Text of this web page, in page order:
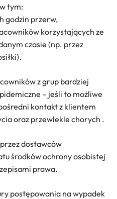
tym:
godzin przerw,
korzystających ze
czasie (np. przez
z grup bardziej
– jeśli to możliwe
kontakt z klientem
oraz przewlekle chorych .
dostawców
środków ochrony osobistej
prawa.
postępowania na wypadek